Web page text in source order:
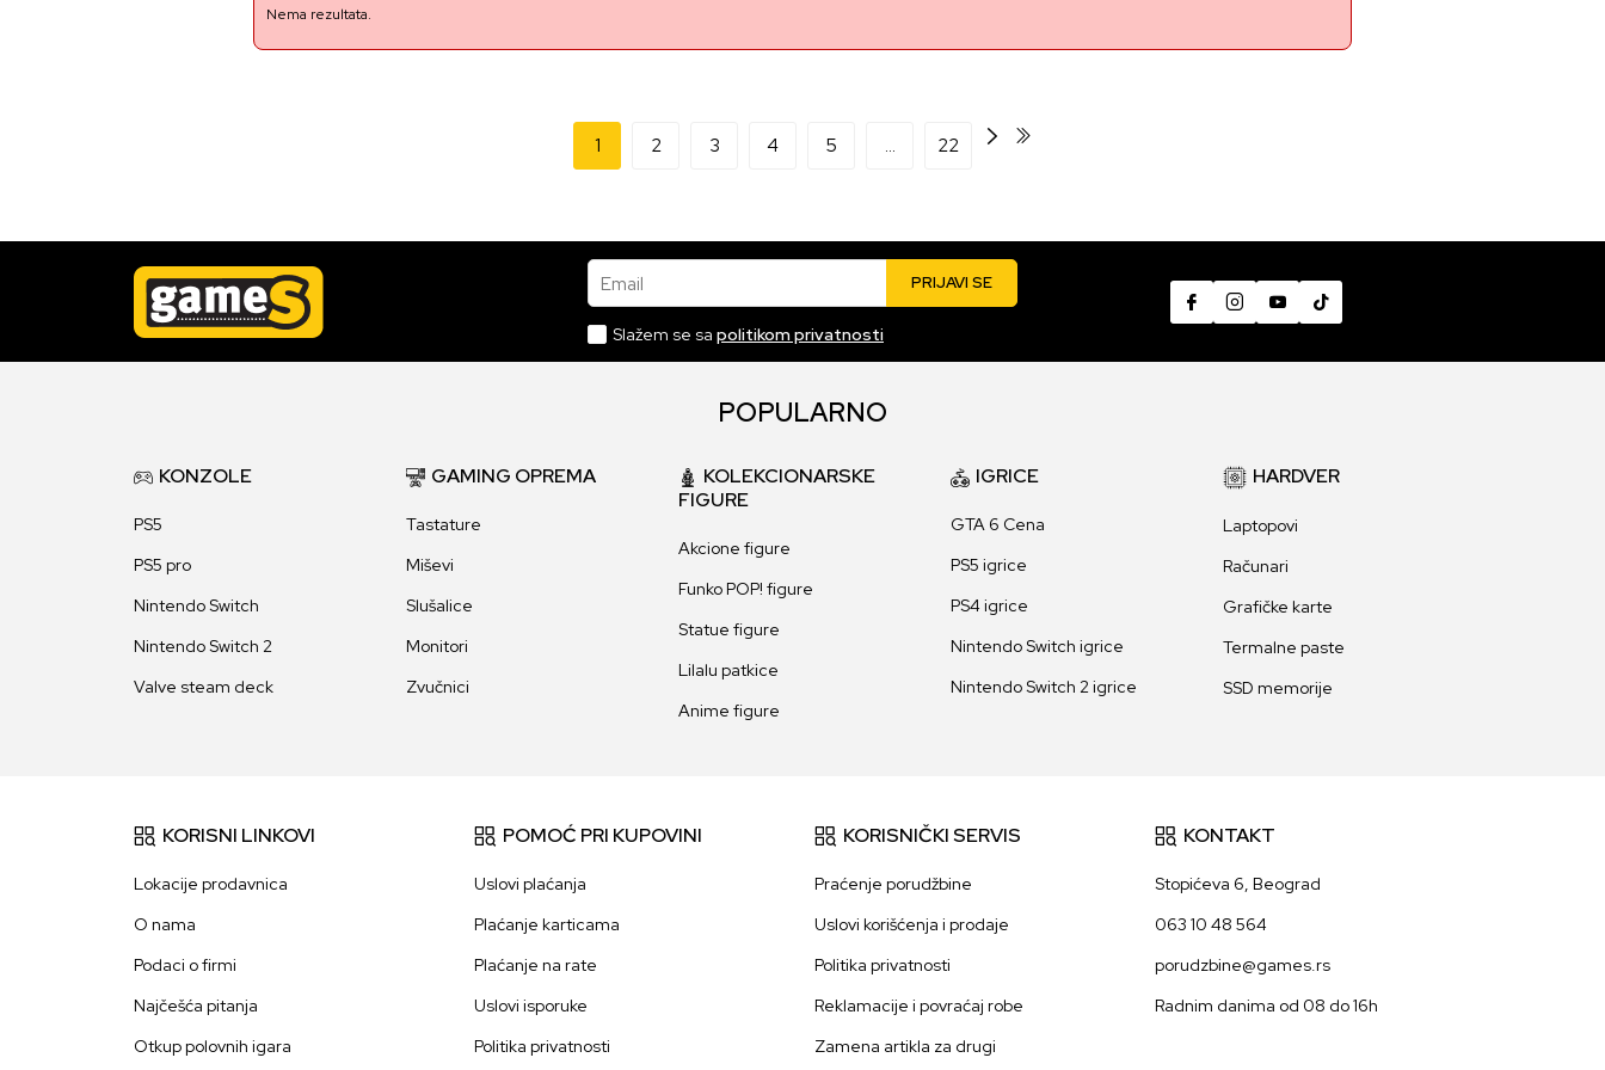
Nema rezultata.
1 2 3 4 5 ... 22
Email PRIJAVI SE
Slažem se sa politikom privatnosti
POPULARNO
KONZOLE
PS5
PS5 pro
Nintendo Switch
Nintendo Switch 2
Valve steam deck
GAMING OPREMA
Tastature
Miševi
Slušalice
Monitori
Zvučnici
KOLEKCIONARSKE
FIGURE
Akcione figure
Funko POP! figure
Statue figure
Lilalu patkice
Anime figure
IGRICE
GTA 6 Cena
PS5 igrice
PS4 igrice
Nintendo Switch igrice
Nintendo Switch 2 igrice
HARDVER
Laptopovi
Računari
Grafičke karte
Termalne paste
SSD memorije
KORISNI LINKOVI
Lokacije prodavnica
O nama
Podaci o firmi
Najčešća pitanja
Otkup polovnih igara
POMOĆ PRI KUPOVINI
Uslovi plaćanja
Plaćanje karticama
Plaćanje na rate
Uslovi isporuke
Politika privatnosti
KORISNIČKI SERVIS
Praćenje porudžbine
Uslovi korišćenja i prodaje
Politika privatnosti
Reklamacije i povraćaj robe
Zamena artikla za drugi
KONTAKT
Stopićeva 6, Beograd
063 10 48 564
porudzbine@games.rs
Radnim danima od 08 do 16h